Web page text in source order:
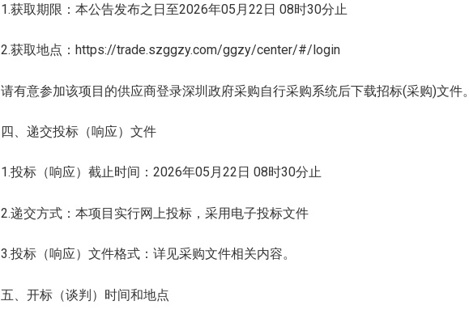
1.获取期限：本公告发布之日至2026年05月22日 08时30分止
2.获取地点：https://trade.szggzy.com/ggzy/center/#/login
请有意参加该项目的供应商登录深圳政府采购自行采购系统后下载招标(采购)文件。
四、递交投标（响应）文件
1.投标（响应）截止时间：2026年05月22日 08时30分止
2.递交方式：本项目实行网上投标，采用电子投标文件
3.投标（响应）文件格式：详见采购文件相关内容。
五、开标（谈判）时间和地点